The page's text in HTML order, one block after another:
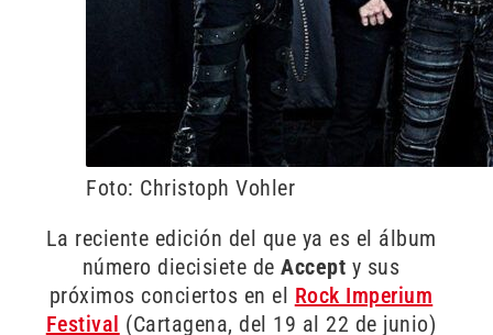
Foto: Christoph Vohler
La reciente edición del que ya es el álbum
número diecisiete deAccept y sus
próximos conciertos en el Rock Imperium
Festival (Cartagena, del 19 al 22 de junio)